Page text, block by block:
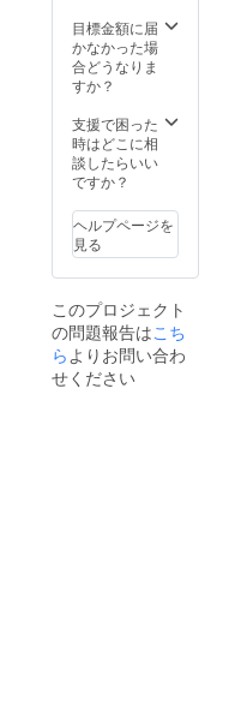
送りす
るメー
ルをご
い。
す。
相談さ
せて頂
きま
す。
目標金額に届
かなかった場
合どうなりま
すか？
支援で困った
時はどこに相
談したらいい
ですか？
ヘルプページを
見る
このプロジェクト
の問題報告はこち
ら よりお問い合わ
せください